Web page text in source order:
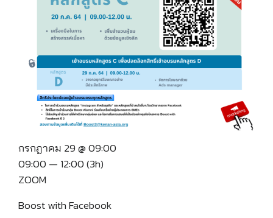
กรกฎาคม 29 @ 09:00
09:00 — 12:00(3h)
ZOOM
Boost with Facebook